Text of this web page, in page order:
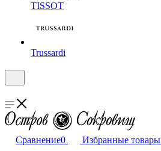
TISSOT
Trussardi
Сравнение0 Избранные товары